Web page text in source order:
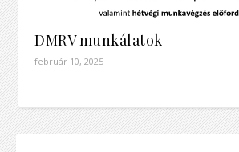
DMRV munkálatok
február 10, 2025